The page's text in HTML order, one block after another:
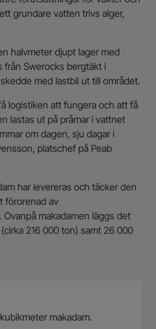
grundare vatten trivs alger,
halvmeter djupt lager med
från Swerocks bergtäkt i
med lastbil ut till området.
logistiken att fungera och att få
lastas ut på pråmar i vattnet
om dagen, sju dagar i
platschef på Peab
har levereras och täcker den
förorenad av
makadamen läggs det
216 000 ton) samt 26 000
makadam.